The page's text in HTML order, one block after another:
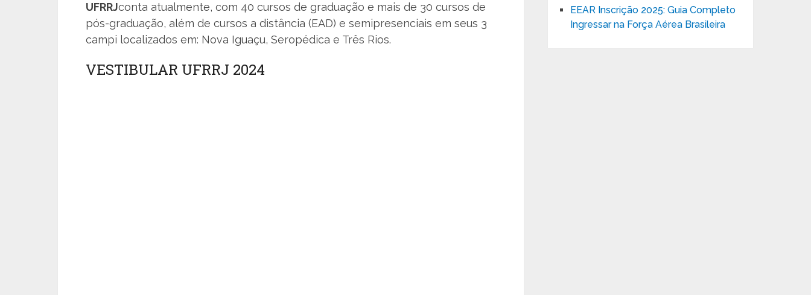
UFRRJconta atualmente, com 40 cursos de graduação e mais de 30 cursos de
pós-graduação, além de cursos a distância (EAD) e semipresenciais em seus 3
campi localizados em: Nova Iguaçu, Seropédica e Três Rios.
VESTIBULAR UFRRJ 2024
EEAR Inscrição 2025: Guia Completo
Ingressar na Força Aérea Brasileira